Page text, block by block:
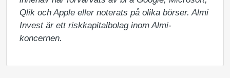
Qlik och Apple eller noterats på olika börser. Almi
Invest är ett riskkapitalbolag inom Almi-
koncernen.